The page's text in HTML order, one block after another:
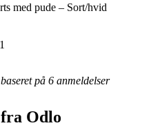
med pude – Sort/hvid
på 6 anmeldelser
Odlo